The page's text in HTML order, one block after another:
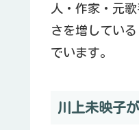
人・作家・元
さを増してい
でいます。
川上未映子